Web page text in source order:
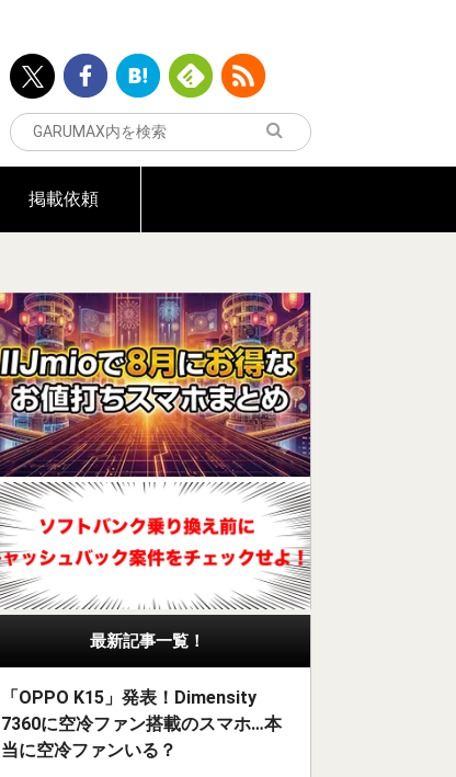
掲載依頼
最新記事一覧！
「OPPO K15」発表！Dimensity
7360に空冷ファン搭載のスマホ…本
当に空冷ファンいる？